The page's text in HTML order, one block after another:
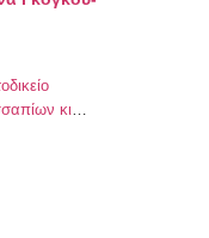
κι
Μαϊου 2019.